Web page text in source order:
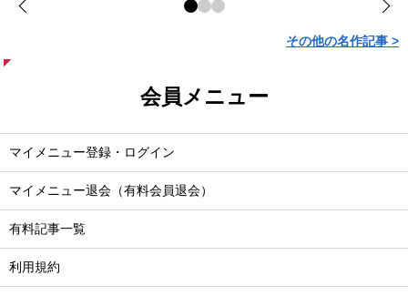
その他の名作記事 >
会員メニュー
マイメニュー登録・ログイン
マイメニュー退会（有料会員退会）
有料記事一覧
利用規約